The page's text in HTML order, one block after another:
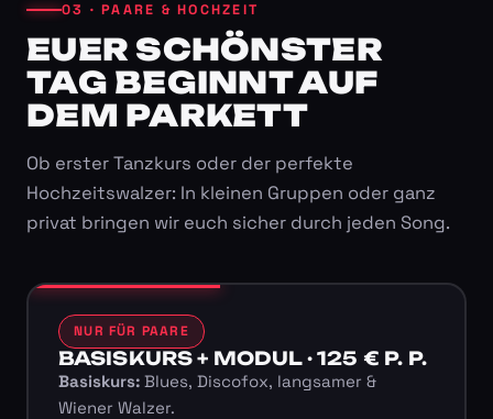
03 · PAARE & HOCHZEIT
EUER SCHÖNSTER
TAG BEGINNT AUF
DEM PARKETT
Ob erster Tanzkurs oder der perfekte
Hochzeitswalzer: In kleinen Gruppen oder ganz
privat bringen wir euch sicher durch jeden Song.
NUR FÜR PAARE
BASISKURS + MODUL · 125 € P. P.
Basiskurs:Blues, Discofox, langsamer &
Wiener Walzer.